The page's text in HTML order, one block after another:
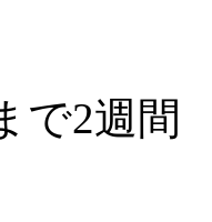
で2週間